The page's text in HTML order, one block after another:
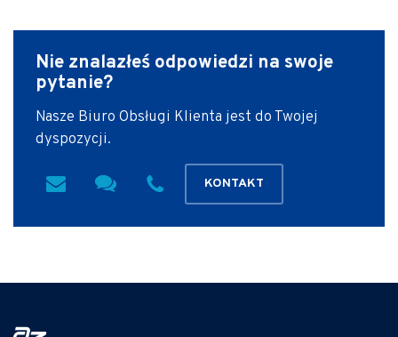
Nie znalazłeś odpowiedzi na swoje
pytanie?
Nasze Biuro Obsługi Klienta jest do Twojej
dyspozycji.
KONTAKT